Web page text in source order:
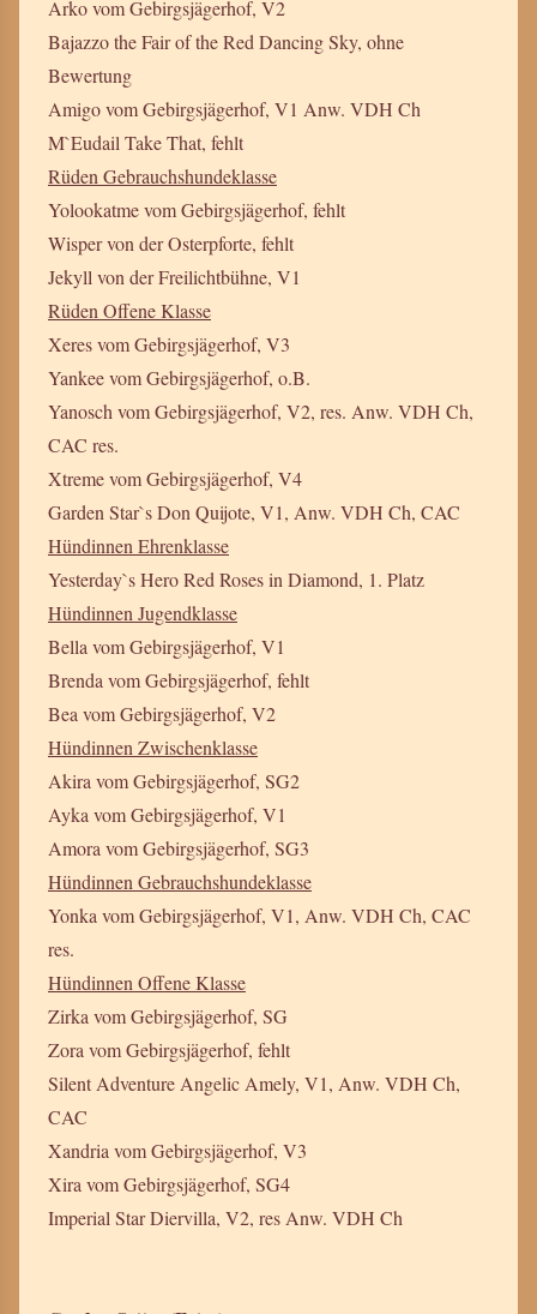
Arko vom Gebirgsjägerhof, V2
Bajazzo the Fair of the Red Dancing Sky, ohne
Bewertung
Amigo vom Gebirgsjägerhof, V1 Anw. VDH Ch
M`Eudail Take That, fehlt
Rüden Gebrauchshundeklasse
Yolookatme vom Gebirgsjägerhof, fehlt
Wisper von der Osterpforte, fehlt
Jekyll von der Freilichtbühne, V1
Rüden Offene Klasse
Xeres vom Gebirgsjägerhof, V3
Yankee vom Gebirgsjägerhof, o.B.
Yanosch vom Gebirgsjägerhof, V2, res. Anw. VDH Ch,
CAC res.
Xtreme vom Gebirgsjägerhof, V4
Garden Star`s Don Quijote, V1, Anw. VDH Ch, CAC
Hündinnen Ehrenklasse
Yesterday`s Hero Red Roses in Diamond, 1. Platz
Hündinnen Jugendklasse
Bella vom Gebirgsjägerhof, V1
Brenda vom Gebirgsjägerhof, fehlt
Bea vom Gebirgsjägerhof, V2
Hündinnen Zwischenklasse
Akira vom Gebirgsjägerhof, SG2
Ayka vom Gebirgsjägerhof, V1
Amora vom Gebirgsjägerhof, SG3
Hündinnen Gebrauchshundeklasse
Yonka vom Gebirgsjägerhof, V1, Anw. VDH Ch, CAC
res.
Hündinnen Offene Klasse
Zirka vom Gebirgsjägerhof, SG
Zora vom Gebirgsjägerhof, fehlt
Silent Adventure Angelic Amely, V1, Anw. VDH Ch,
CAC
Xandria vom Gebirgsjägerhof, V3
Xira vom Gebirgsjägerhof, SG4
Imperial Star Diervilla, V2, res Anw. VDH Ch